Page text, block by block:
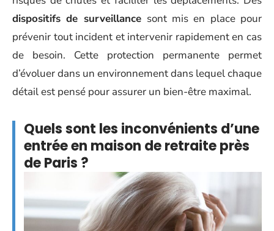
dispositifs de surveillance sont mis en place pour
prévenir tout incident et intervenir rapidement en cas
de besoin. Cette protection permanente permet
d’évoluer dans un environnement dans lequel chaque
détail est pensé pour assurer un bien-être maximal.
Quels sont les inconvénients d’une
entrée en maison de retraite près
de Paris ?